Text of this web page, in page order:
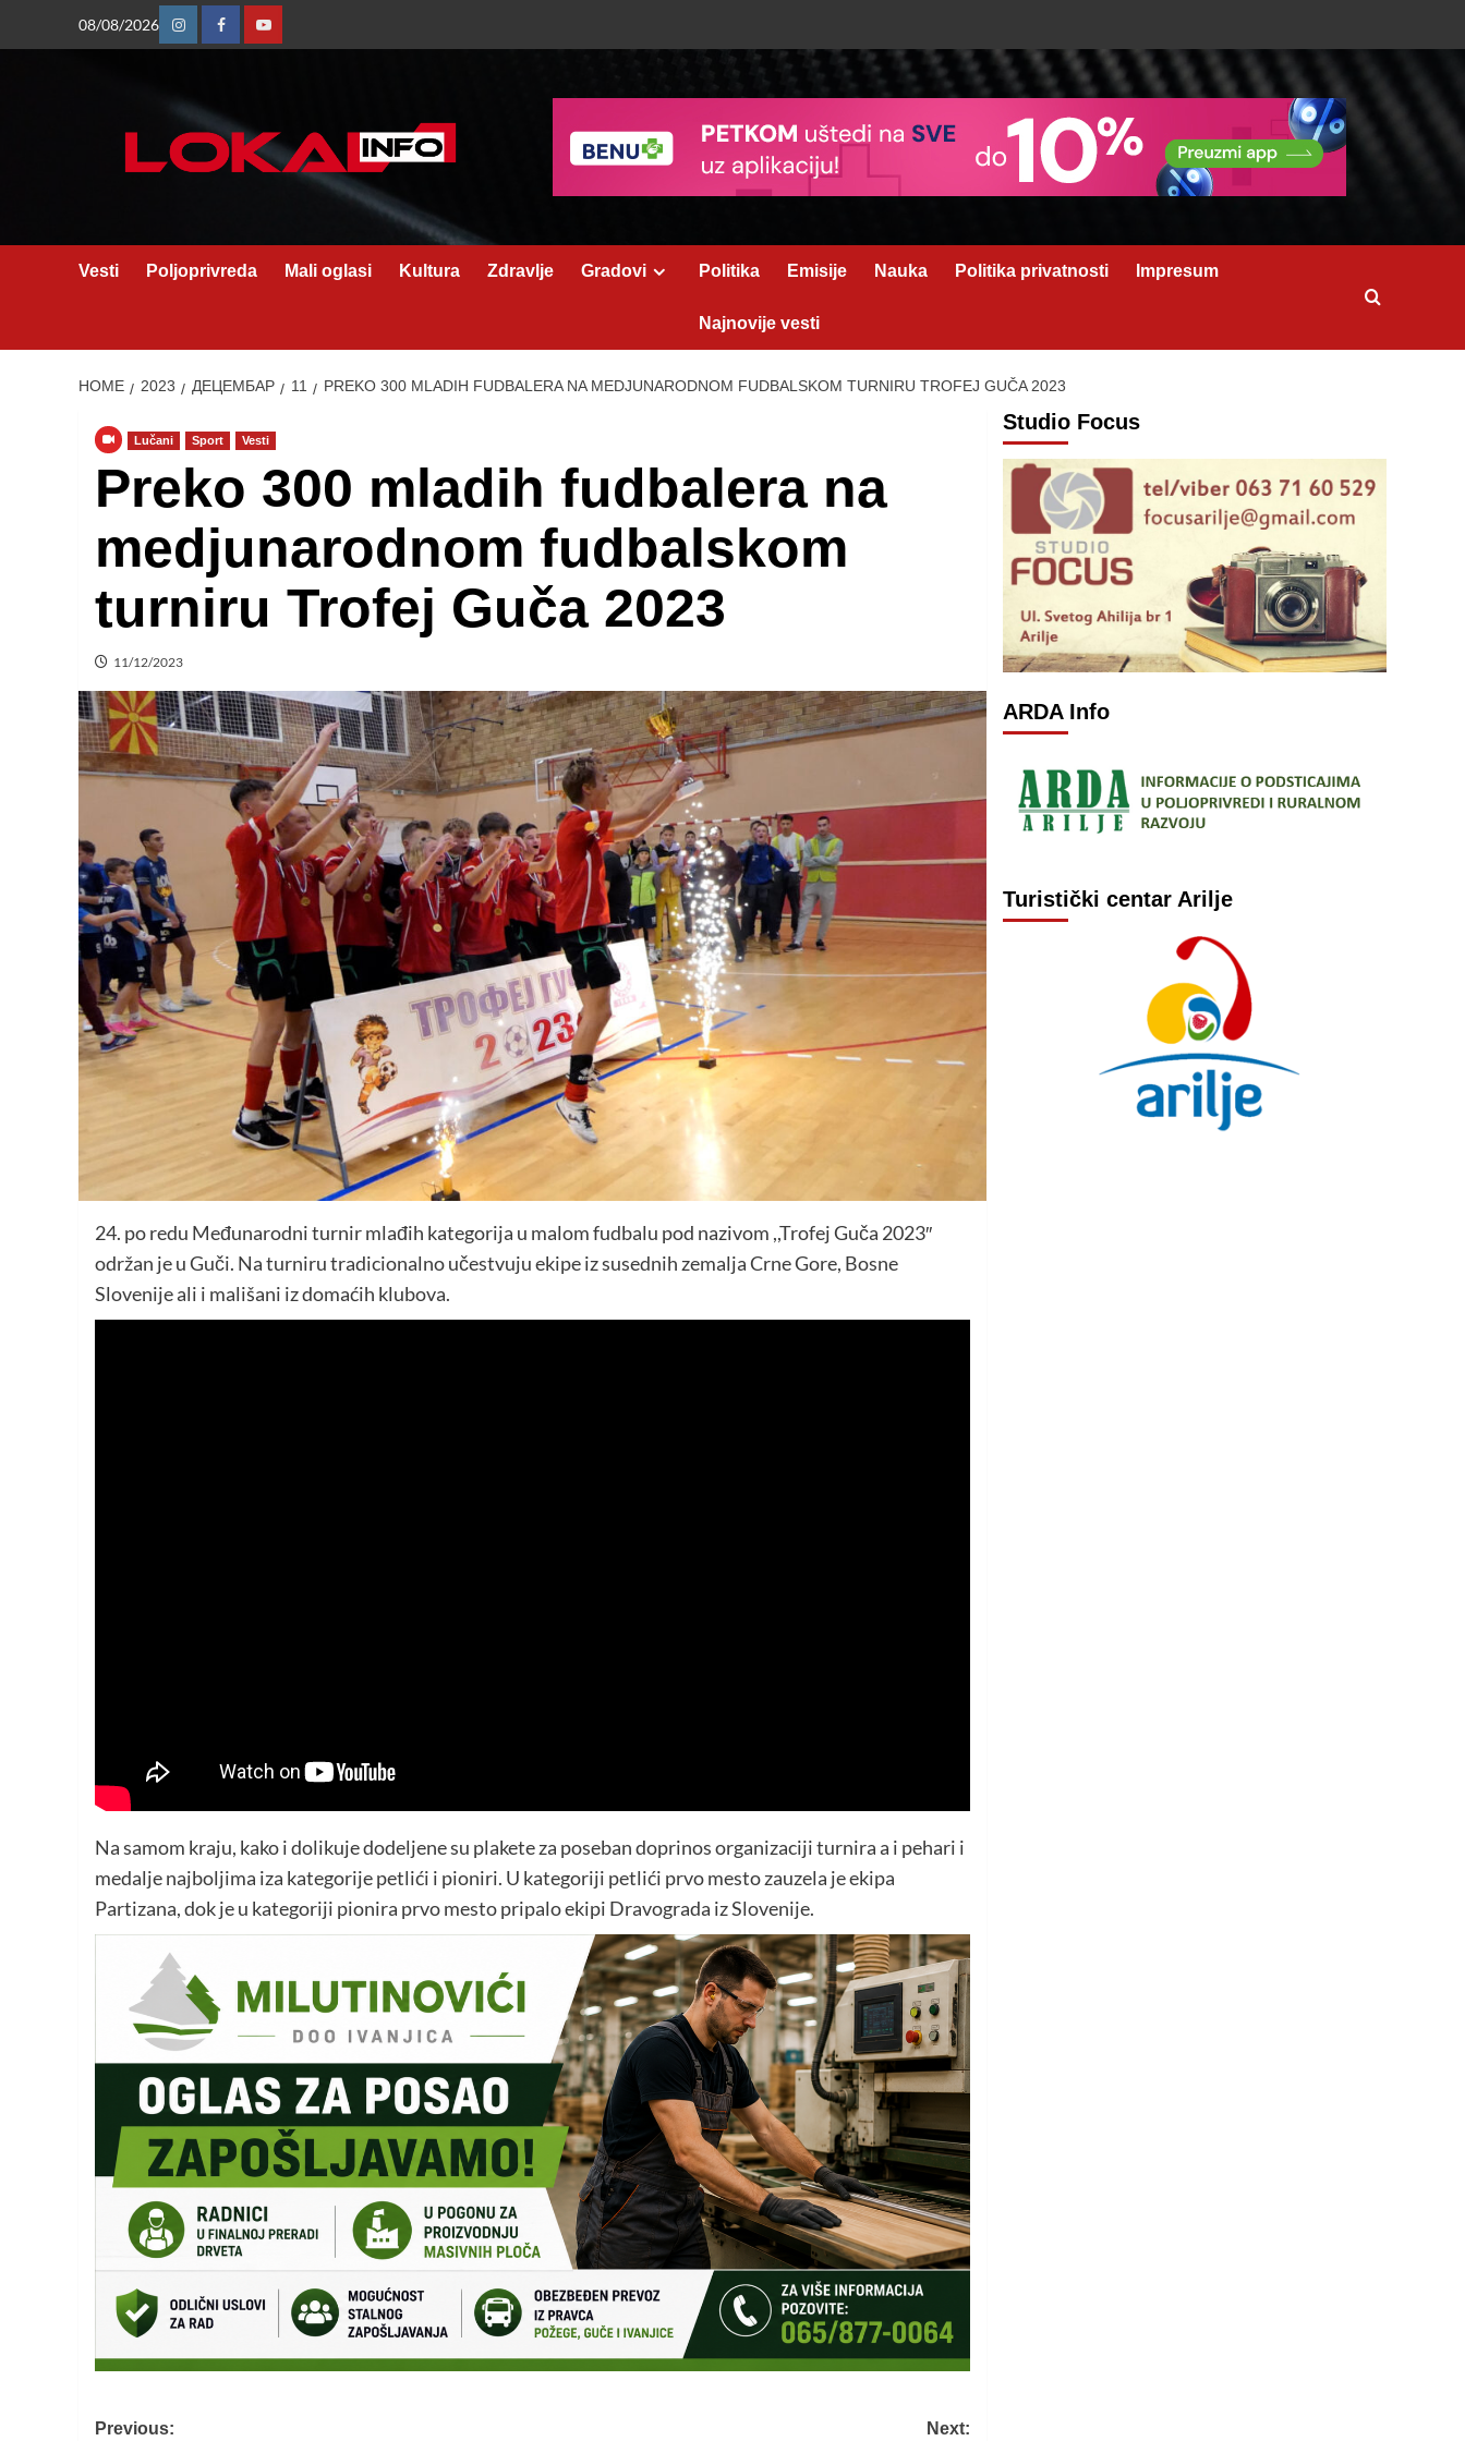
08/08/2026
InstagramFacebookYoutube
Vesti Poljoprivreda Mali oglasi Kultura Zdravlje Gradovi Politika Emisije Nauka Politika privatnosti Impresum
Najnovije vesti
HOME 2023 ДЕЦЕМБАР 11 PREKO 300 MLADIH FUDBALERA NA MEDJUNARODNOM FUDBALSKOM TURNIRU TROFEJ GUČA 2023
Lučani Sport Vesti
Preko 300 mladih fudbalera na
medjunarodnom fudbalskom
turniru Trofej Guča 2023
11/12/2023
24. po redu Međunarodni turnir mlađih kategorija u malom fudbalu pod nazivom ,,Trofej Guča 2023″
održan je u Guči. Na turniru tradicionalno učestvuju ekipe iz susednih zemalja Crne Gore, Bosne
Slovenije ali i mališani iz domaćih klubova.
Na samom kraju, kako i dolikuje dodeljene su plakete za poseban doprinos organizaciji turnira a i pehari i
medalje najboljima iza kategorije petlići i pioniri. U kategoriji petlići prvo mesto zauzela je ekipa
Partizana, dok je u kategoriji pionira prvo mesto pripalo ekipi Dravograda iz Slovenije.
Post
Previous:
Next:
Studio Focus
ARDA Info
Turistički centar Arilje